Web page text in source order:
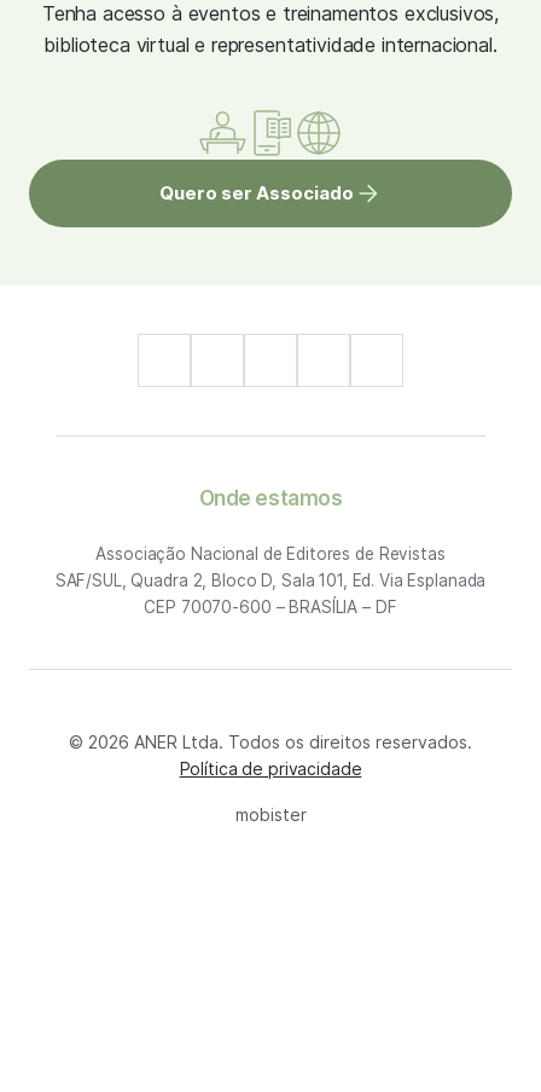
Tenha acesso à eventos e treinamentos exclusivos,
biblioteca virtual e representatividade internacional.
Quero ser Associado
Onde estamos
Associação Nacional de Editores de Revistas
SAF/SUL, Quadra 2, Bloco D, Sala 101, Ed. Via Esplanada
CEP 70070-600 – BRASÍLIA – DF
© 2026 ANER Ltda. Todos os direitos reservados.
Política de privacidade
mobister